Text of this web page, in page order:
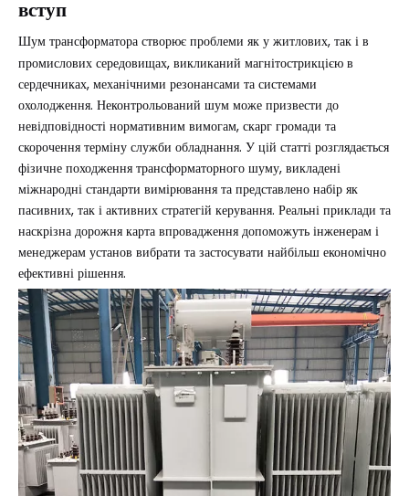
вступ
Шум трансформатора створює проблеми як у житлових, так і в
промислових середовищах, викликаний магнітострикцією в
сердечниках, механічними резонансами та системами
охолодження. Неконтрольований шум може призвести до
невідповідності нормативним вимогам, скарг громади та
скорочення терміну служби обладнання. У цій статті розглядається
фізичне походження трансформаторного шуму, викладені
міжнародні стандарти вимірювання та представлено набір як
пасивних, так і активних стратегій керування. Реальні приклади та
наскрізна дорожня карта впровадження допоможуть інженерам і
менеджерам установ вибрати та застосувати найбільш економічно
ефективні рішення.